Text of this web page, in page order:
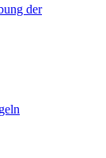
der